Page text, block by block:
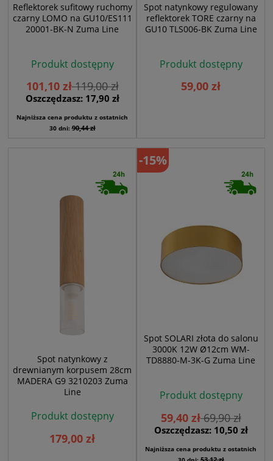
Reflektorek sufitowy ruchomy
czarny LOMO na GU10/ES111
20001-BK-N Zuma Line
Produkt dostępny
101,10 zł119,00 zł
Oszczędzasz: 17,90 zł
Najniższa cena produktu z ostatnich
30 dni:90,44 zł
Spot natynkowy regulowany
reflektorek TORE czarny na
GU10 TLS006-BK Zuma Line
Produkt dostępny
59,00 zł
Spot natynkowy z
drewnianym korpusem 28cm
MADERA G9 3210203 Zuma
Line
Produkt dostępny
179,00 zł
Spot SOLARI złota do salonu
3000K 12W Ø12cm WM-
TD8880-M-3K-G Zuma Line
Produkt dostępny
59,40 zł69,90 zł
Oszczędzasz: 10,50 zł
Najniższa cena produktu z ostatnich
-15%